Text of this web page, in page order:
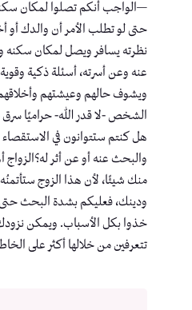
—الواجب أنكم تصلوا لمكان
حتى لو تطلب الأمر أن والدك
نظرته يسافر ويصل لمكان سكنه
عنه وعن أسرته، أسئلة ذكية وقوية،
ويشوف حالهم وعيشتهم
الشخص -لا قدر الله- حراميًا سرق
هل كنتم ستتوانون في الاستقصاء
والبحث عنه أو عن أثر
منك شيئًا، لأن هذا الزوج
ودينك، فعليكم بشدة البحث
خذوا بكل الأسباب. ويمكن
تتعرفين من خلالها أكثر على